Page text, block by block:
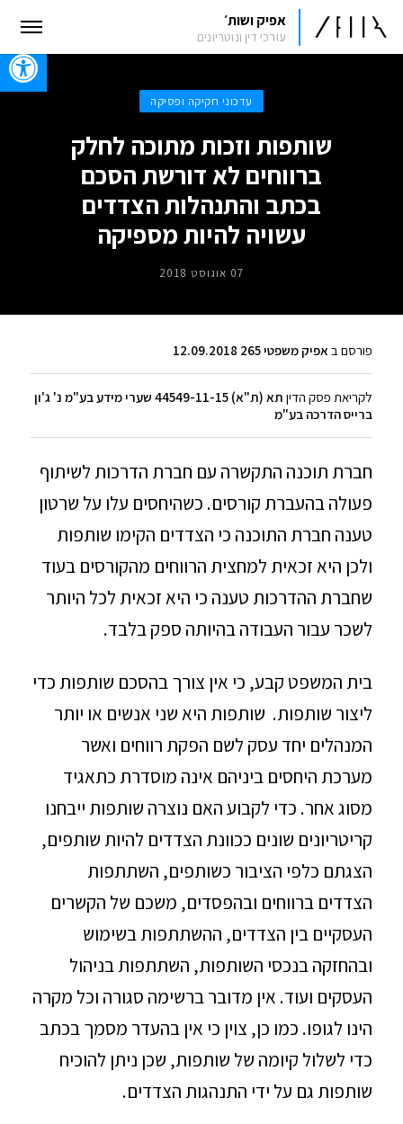
אפיק ושות׳
עורכי דין ונוטריונים
עדכוני חקיקה ופסיקה
שותפות וזכות מתוכה לחלק
ברווחים לא דורשת הסכם
בכתב והתנהלות הצדדים
עשויה להיות מספיקה
07 אוגוסט 2018
פורסם ב אפיק משפטי 265 12.09.2018
לקריאת פסק הדין
תא (ת"א) 44549-11-15 שערי מידע בע"מ נ' ג'ון
ברייס הדרכה בע"מ
חברת תוכנה התקשרה עם חברת הדרכות לשיתוף
פעולה בהעברת קורסים. כשהיחסים עלו על שרטון
טענה חברת התוכנה כי הצדדים הקימו שותפות
ולכן היא זכאית למחצית הרווחים מהקורסים בעוד
שחברת ההדרכות טענה כי היא זכאית לכל היותר
לשכר עבור העבודה בהיותה ספק בלבד.
בית המשפט קבע, כי אין צורך בהסכם שותפות כדי
ליצור שותפות. שותפות היא שני אנשים או יותר
המנהלים יחד עסק לשם הפקת רווחים ואשר
מערכת היחסים ביניהם אינה מוסדרת כתאגיד
מסוג אחר. כדי לקבוע האם נוצרה שותפות ייבחנו
קריטריונים שונים ככוונת הצדדים להיות שותפים,
הצגתם כלפי הציבור כשותפים, השתתפות
הצדדים ברווחים ובהפסדים, משכם של הקשרים
העסקיים בין הצדדים, ההשתתפות בשימוש
ובהחזקה בנכסי השותפות, השתתפות בניהול
העסקים ועוד. אין מדובר ברשימה סגורה וכל מקרה
הינו לגופו. כמו כן, צוין כי אין בהעדר מסמך בכתב
כדי לשלול קיומה של שותפות, שכן ניתן להוכיח
שותפות גם על ידי התנהגות הצדדים.